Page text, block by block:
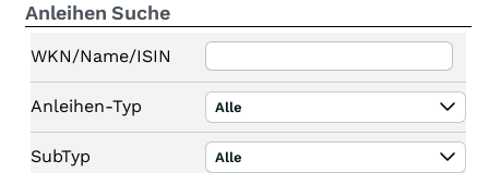
Anleihen Suche
WKN/Name/ISIN
Anleihen-Typ Alle
SubTyp Alle